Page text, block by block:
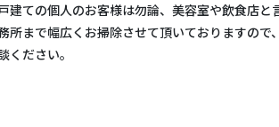
建ての個人のお客様は勿論、美容室や飲食店と
所まで幅広くお掃除させて頂いておりますので
ください。